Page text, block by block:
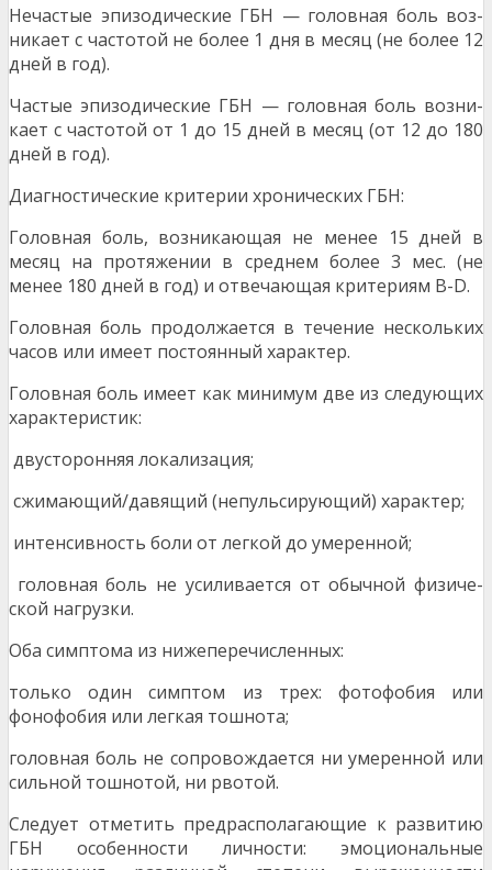
Нечастые эпизодические ГБН — головная боль воз­
никает с частотой не более 1 дня в месяц (не более 12
дней в год).
Частые эпизодические ГБН — головная боль возни­
кает с частотой от 1 до 15 дней в месяц (от 12 до 180
дней в год).
Диагностические критерии хронических ГБН:
Головная боль, возникающая не менее 15 дней в
месяц на протяжении в среднем более 3 мес. (не
менее 180 дней в год) и отвечающая критериям В-D.
Головная боль продолжается в течение несколь­ких
часов или имеет постоянный характер.
Головная боль имеет как минимум две из следую­щих
характеристик:
двусторонняя локализация;
сжимающий/давящий (непульсирующий) харак­тер;
интенсивность боли от легкой до умеренной;
головная боль не усиливается от обычной физиче­
ской нагрузки.
Оба симптома из нижеперечисленных:
только один симптом из трех: фотофобия или
фонофобия или легкая тошнота;
головная боль не сопровождается ни умеренной или
сильной тошнотой, ни рвотой.
Следует отметить предрасполагающие к развитию
ГБН особенности личности: эмоциональные